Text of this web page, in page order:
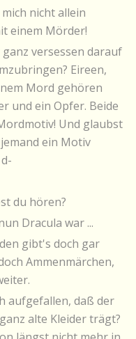
nicht allein
einem Mörder!
versessen darauf
Eireen,
Mord gehören
und ein Opfer. Beide
Und glaubst
ein Motiv
du hören?
Dracula war ...
gibt's doch gar
Ammenmärchen,
aufgefallen, daß der
alte Kleider trägt?